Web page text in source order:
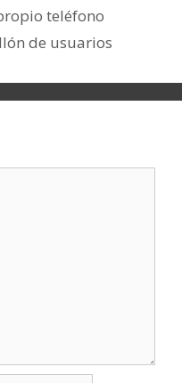
teléfono
de usuarios